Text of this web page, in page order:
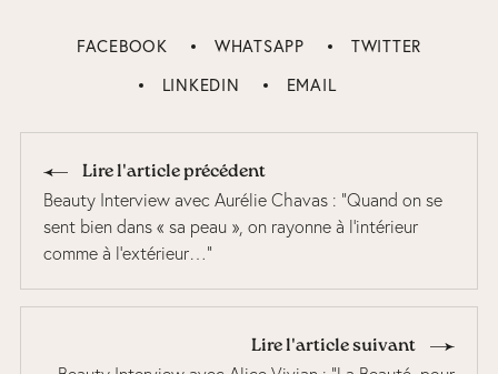
FACEBOOK WHATSAPP
TWITTER
LINKEDIN
EMAIL
Lire l'article précédent
Beauty Interview avec Aurélie Chavas : "Quand on se
sent bien dans « sa peau », on rayonne à l’intérieur
comme à l’extérieur…"
Lire l'article suivant